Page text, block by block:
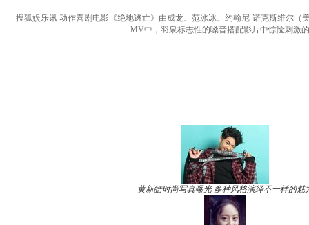
搜狐娱乐讯 动作喜剧电影《绝地逃亡》由成龙、范冰冰、约翰尼-诺克斯维尔
MV中，羽泉标志性的嗓音搭配影片中惊险刺激
黄新皓时尚写真曝光 多种风格演绎不一样的魅